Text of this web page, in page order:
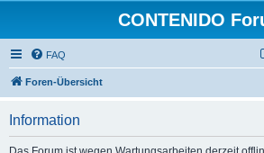
CONTENIDO
FAQ
Foren-Übersicht
Information